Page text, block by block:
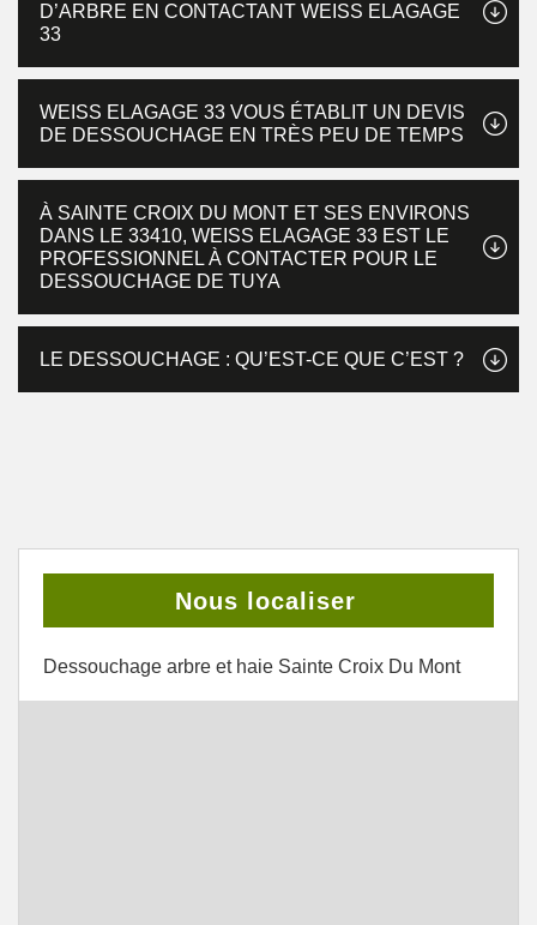
D’ARBRE EN CONTACTANT WEISS ELAGAGE
33
WEISS ELAGAGE 33 VOUS ÉTABLIT UN DEVIS
DE DESSOUCHAGE EN TRÈS PEU DE TEMPS
À SAINTE CROIX DU MONT ET SES ENVIRONS
DANS LE 33410, WEISS ELAGAGE 33 EST LE
PROFESSIONNEL À CONTACTER POUR LE
DESSOUCHAGE DE TUYA
LE DESSOUCHAGE : QU’EST-CE QUE C’EST ?
Nous localiser
Dessouchage arbre et haie Sainte Croix Du Mont